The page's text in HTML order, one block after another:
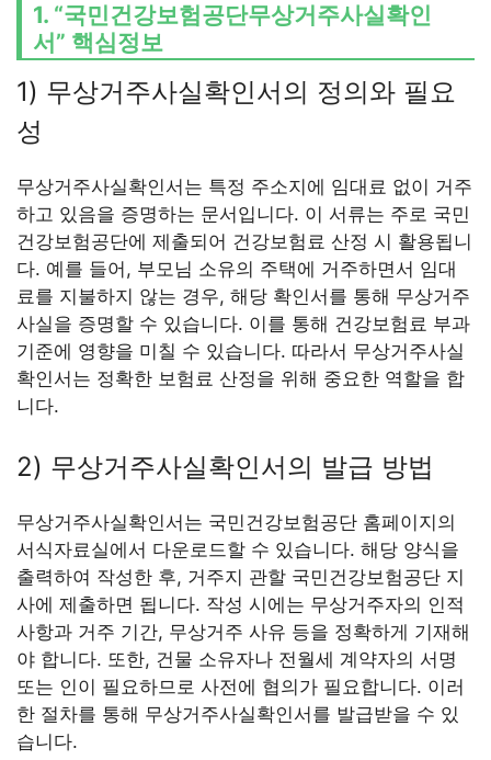
1. “국민건강보험공단무상거주사실확인
서” 핵심정보
1) 무상거주사실확인서의 정의와 필요
성
무상거주사실확인서는 특정 주소지에 임대료 없이 거주
하고 있음을 증명하는 문서입니다. 이 서류는 주로 국민
건강보험공단에 제출되어 건강보험료 산정 시 활용됩니
다. 예를 들어, 부모님 소유의 주택에 거주하면서 임대
료를 지불하지 않는 경우, 해당 확인서를 통해 무상거주
사실을 증명할 수 있습니다. 이를 통해 건강보험료 부과
기준에 영향을 미칠 수 있습니다. 따라서 무상거주사실
확인서는 정확한 보험료 산정을 위해 중요한 역할을 합
니다.
2) 무상거주사실확인서의 발급 방법
무상거주사실확인서는 국민건강보험공단 홈페이지의
서식자료실에서 다운로드할 수 있습니다. 해당 양식을
출력하여 작성한 후, 거주지 관할 국민건강보험공단 지
사에 제출하면 됩니다. 작성 시에는 무상거주자의 인적
사항과 거주 기간, 무상거주 사유 등을 정확하게 기재해
야 합니다. 또한, 건물 소유자나 전월세 계약자의 서명
또는 인이 필요하므로 사전에 협의가 필요합니다. 이러
한 절차를 통해 무상거주사실확인서를 발급받을 수 있
습니다.